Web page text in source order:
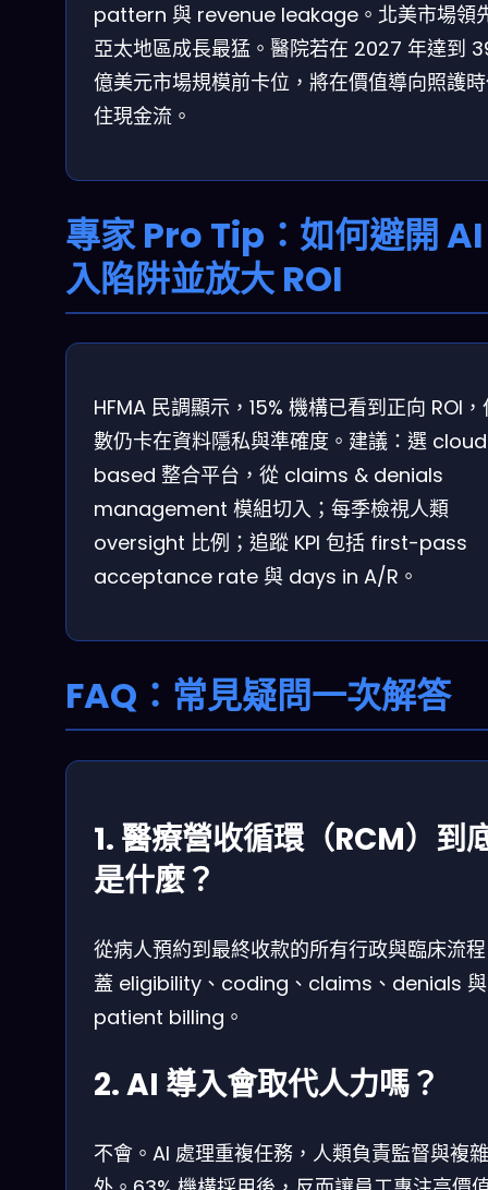
pattern 與 revenue leakage。北美市場領
亞太地區成長最猛。醫院若在 2027 年達到
億美元市場規模前卡位，將在價值導向照護
住現金流。
專家 Pro Tip：如何避開
入陷阱並放大 ROI
HFMA 民調顯示，15% 機構已看到正向 ROI
數仍卡在資料隱私與準確度。建議：選
based 整合平台，從 claims & denials
management 模組切入；每季檢視人類
oversight 比例；追蹤 KPI 包括 first-pass
acceptance rate 與 days in A/R。
FAQ：常見疑問一次解答
1. 醫療營收循環（RCM）到
是什麼？
從病人預約到最終收款的所有行政與臨床流
蓋 eligibility、coding、claims、denials 與
patient billing。
2. AI 導入會取代人力嗎？
不會。AI 處理重複任務，人類負責監督與複